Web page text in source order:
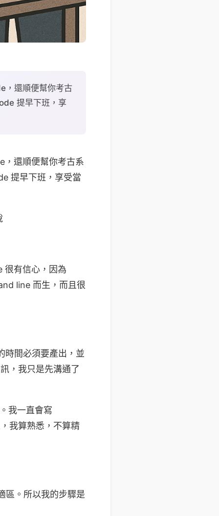
，還順便幫你考古
提早下班，享
，還順便幫你考古系
提早下班，享受當
很有信心，因為
line 而生，而且很
間必須要產出，並
，我只是先溝通了
我一直會寫
我算熟悉，不算精
區。所以我的步驟是